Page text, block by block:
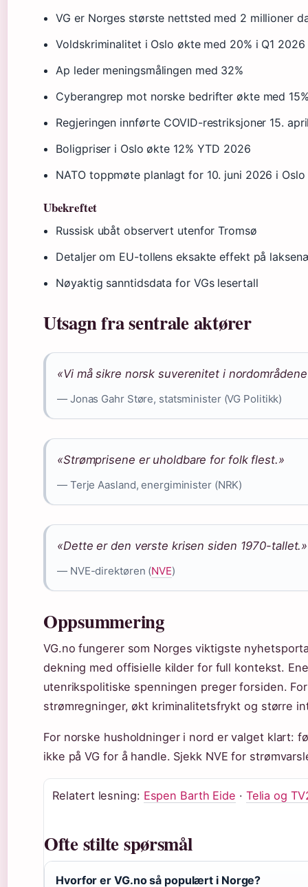
VG er Norges største nettsted med 2 millioner
Voldskriminalitet i Oslo økte med 20% i Q1 2026
Ap leder meningsmålingen med 32%
Cyberangrep mot norske bedrifter økte med
Regjeringen innførte COVID-restriksjoner 15.
Boligpriser i Oslo økte 12% YTD 2026
NATO toppmøte planlagt for 10. juni 2026 i Oslo
Ubekreftet
Russisk ubåt observert utenfor Tromsø
Detaljer om EU-tollens eksakte effekt på
Nøyaktig sanntidsdata for VGs lesertall
Utsagn fra sentrale aktører
«Vi må sikre norsk suverenitet i
— Jonas Gahr Støre, statsminister (VG Politikk)
«Strømprisene er uholdbare for folk flest.»
— Terje Aasland, energiminister (NRK)
«Dette er den verste krisen siden 1970-tallet.»
— NVE-direktøren (NVE)
Oppsummering
VG.no fungerer som Norges viktigste
dekning med offisielle kilder for full kontekst.
utenrikspolitiske spenningen preger forsiden.
strømregninger, økt kriminalitetsfrykt og større
For norske husholdninger i nord er valget klart:
ikke på VG for å handle. Sjekk NVE for
Relatert lesning: Espen Barth Eide · Telia og
Ofte stilte spørsmål
Hvorfor er VG.no så populært i Norge?